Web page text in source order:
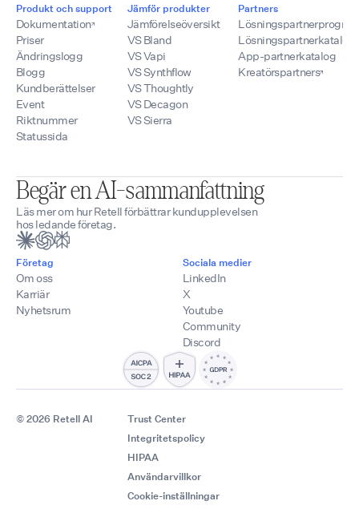
Produkt och support
Dokumentation
Priser
Ändringslogg
Blogg
Kundberättelser
Event
Riktnummer
Statussida
Jämför produkter
Jämförelseöversikt
VS Bland
VS Vapi
VS Synthflow
VS Thoughtly
VS Decagon
VS Sierra
Partners
Lösningspartnerkatalog
App-partnerkatalog
Kreatörspartners
Begär en AI-sammanfattning
Läs mer om hur Retell förbättrar kundupplevelsen
hos ledande företag.
Företag
Om oss
Karriär
Nyhetsrum
Sociala medier
LinkedIn
X
Youtube
Community
Discord
© 2026 Retell AI
Trust Center
Integritetspolicy
HIPAA
Användarvillkor
Cookie-inställningar